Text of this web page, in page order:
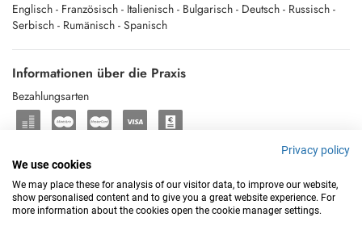
Englisch - Französisch - Italienisch - Bulgarisch - Deutsch - Russisch -
Serbisch - Rumänisch - Spanisch
Informationen über die Praxis
Bezahlungsarten
Lage auf Karte anzeigen
Privacy policy
We use cookies
We may place these for analysis of our visitor data, to improve our website,
show personalised content and to give you a great website experience. For
more information about the cookies open the cookie manager settings.